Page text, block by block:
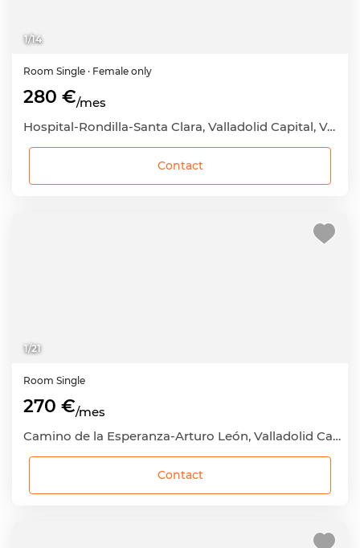
1/14
Room Single · Female only
280 €/mes
Hospital-Rondilla-Santa Clara, Valladolid Capital, Valladolid
Contact
1/21
Room Single
270 €/mes
Camino de la Esperanza-Arturo León, Valladolid Capital, Valladolid
Contact